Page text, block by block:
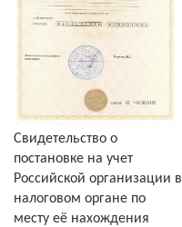
Свидетельство о
постановке на учет
Российской организации в
налоговом органе по
месту её нахождения